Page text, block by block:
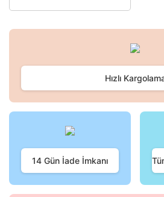
Hızlı
14 Gün İade İmkanı